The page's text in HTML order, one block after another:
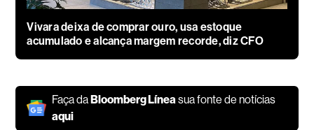
Vivara deixa de comprar ouro, usa estoque
acumulado e alcança margem recorde, diz CFO
Faça daBloomberg Línea sua fonte de notícias
aqui